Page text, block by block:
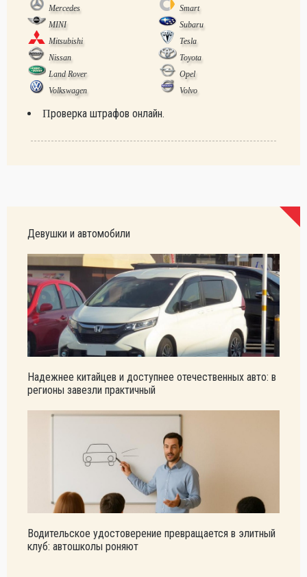
Mercedes
Smart
MINI
Subaru
Mitsubishi
Tesla
Nissan
Toyota
Land Rover
Opel
Volkswagen
Volvo
Проверка штрафов онлайн.
Девушки и автомобили
Надежнее китайцев и доступнее отечественных авто: в
регионы завезли практичный
Водительское удостоверение превращается в элитный
клуб: автошколы роняют